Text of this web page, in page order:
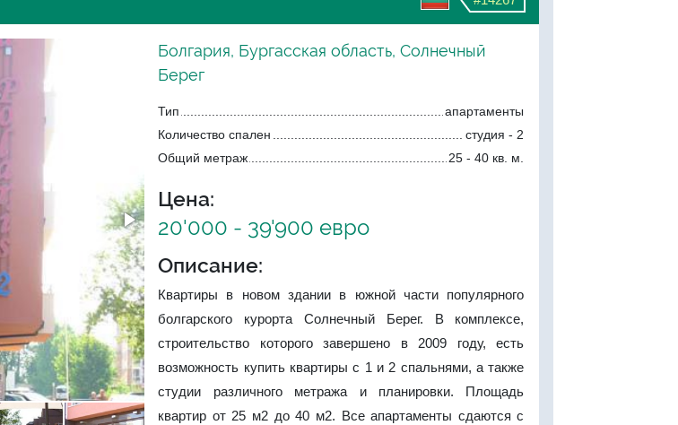
Болгария, Бургасская область, Солнечный
Берег
Тип
апартаменты
Количество спален
студия - 2
Общий метраж
25 - 40 кв. м.
Цена:
20'000 - 39'900 евро
Описание:
Квартиры в новом здании в южной части популярного
болгарского курорта Солнечный Берег. В комплексе,
строительство которого завершено в 2009 году, есть
возможность купить квартиры с 1 и 2 спальнями, а также
студии различного метража и планировки. Площадь
квартир от 25 м2 до 40 м2. Все апартаменты сдаются с